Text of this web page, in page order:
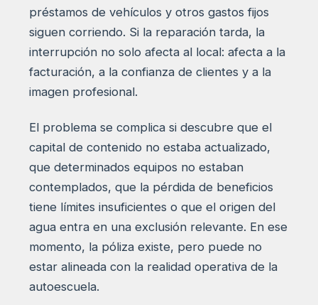
préstamos de vehículos y otros gastos fijos
siguen corriendo. Si la reparación tarda, la
interrupción no solo afecta al local: afecta a la
facturación, a la confianza de clientes y a la
imagen profesional.
El problema se complica si descubre que el
capital de contenido no estaba actualizado,
que determinados equipos no estaban
contemplados, que la pérdida de beneficios
tiene límites insuficientes o que el origen del
agua entra en una exclusión relevante. En ese
momento, la póliza existe, pero puede no
estar alineada con la realidad operativa de la
autoescuela.